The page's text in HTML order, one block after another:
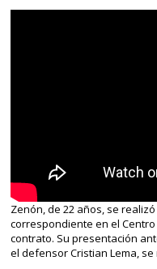
Zenón, de 22 años, se
correspondiente en el
contrato. Su presentación
el defensor Cristian Lema,